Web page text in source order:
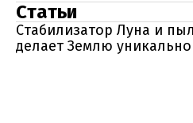
Статьи
Стабилизатор Луна и
делает Землю